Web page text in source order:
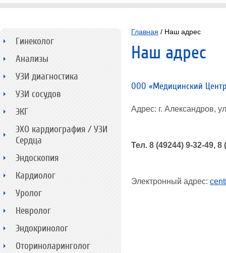
Главная / Наш адрес
Наш адрес
ООО «Медицинский
Адрес: г. Александров,
Тел. 8 (49244) 9-32-49, 8
Электронный адрес:
Гинеколог
Анализы
УЗИ диагностика
УЗИ сосудов
ЭКГ
ЭХО кардиография / УЗИ
Сердца
Эндоскопия
Кардиолог
Уролог
Невролог
Эндокринолог
Оториноларинголог